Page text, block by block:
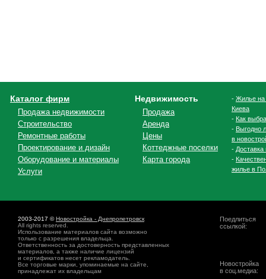
Каталог фирм
Продажа недвижимости
Строительство
Ремонтные работы
Проектирование и дизайн
Оборудование и материалы
Услуги
Недвижимость
Продажа
Аренда
Цены
Коттеджные поселки
Карта города
- Жилье на
Киева
- Как
- Выгодно
в
-
-
жилье в
2003-2017 ©Новостройка - Днепропетровск
All rights reserved.
Использование материалов сайта возможно
только с разрешения владельца.
Ответственность за достоверность представленных
материалов, а также наличие лицензий
и сертификатов несет рекламодатель.
Все торговые марки, упоминаемые на сайте,
принадлежат их владельцам
Поедлиться
ссылкой:
Новостройка
в соц.медиа: